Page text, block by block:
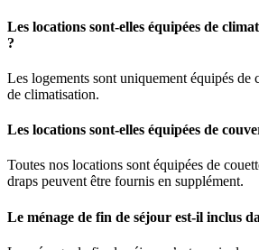
Les locations sont-elles équipées de
?
Les logements sont uniquement équipés de
de climatisation.
Les locations sont-elles équipées de
Toutes nos locations sont équipées de
draps peuvent être fournis en supplément.
Le ménage de fin de séjour est-il inclus